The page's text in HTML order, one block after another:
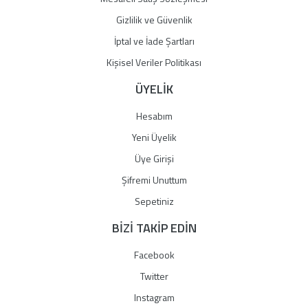
Gizlilik ve Güvenlik
İptal ve İade Şartları
Kişisel Veriler Politikası
ÜYELİK
Hesabım
Yeni Üyelik
Üye Girişi
Şifremi Unuttum
Sepetiniz
BİZİ TAKİP EDİN
Facebook
Twitter
Instagram